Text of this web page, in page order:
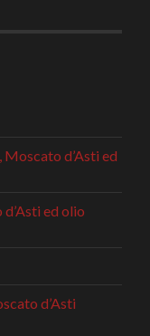
d’Asti ed
ed olio
d’Asti